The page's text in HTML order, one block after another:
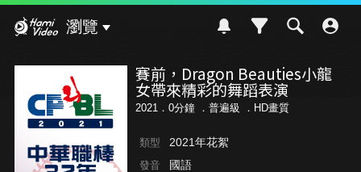
瀏覽
賽前，Dragon Beauties小龍
女帶來精彩的舞蹈表演
2021．0分鐘 ． 普遍級 ．HD畫質
類型 2021年花絮
發音 國語